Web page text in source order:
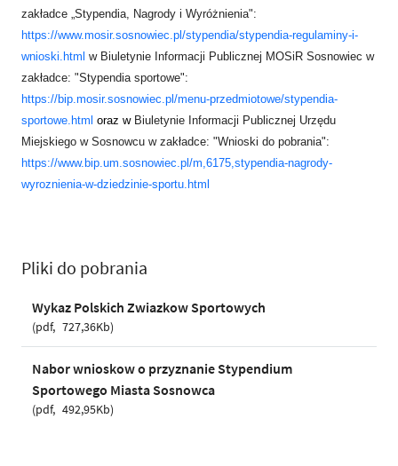
zakładce „Stypendia, Nagrody i Wyróżnienia":
https://www.mosir.sosnowiec.pl/stypendia/stypendia-regulaminy-i-
wnioski.html w Biuletynie Informacji Publicznej MOSiR Sosnowiec w
zakładce: "Stypendia sportowe":
https://bip.mosir.sosnowiec.pl/menu-przedmiotowe/stypendia-
sportowe.html oraz w Biuletynie Informacji Publicznej Urzędu
Miejskiego w Sosnowcu w zakładce: "Wnioski do pobrania":
https://www.bip.um.sosnowiec.pl/m,6175,stypendia-nagrody-
wyroznienia-w-dziedzinie-sportu.html
Pliki do pobrania
Wykaz Polskich Zwiazkow Sportowych
pdf 727,36Kb
Nabor wnioskow o przyznanie Stypendium
Sportowego Miasta Sosnowca
pdf 492,95Kb